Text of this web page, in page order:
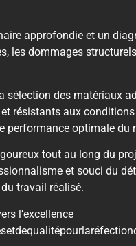
approfondie et un
les dommages
sélection des matériaux
résistants aux
performance optimale du
tout au long du
et souci du
travail réalisé.
l’excellence